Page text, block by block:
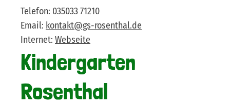
Telefon: 035033 71210
Email: kontakt@gs-rosenthal.de
Internet: Webseite
Kindergarten
Rosenthal